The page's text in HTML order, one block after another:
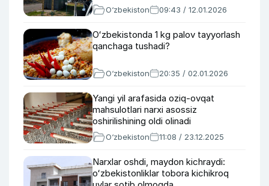
O‘zbekiston 09:43 / 12.01.2026
Oʻzbekistonda 1 kg palov tayyorlash
qanchaga tushadi?
O‘zbekiston 20:35 / 02.01.2026
Yangi yil arafasida oziq-ovqat
mahsulotlari narxi asossiz
oshirilishining oldi olinadi
O‘zbekiston 11:08 / 23.12.2025
Narxlar oshdi, maydon kichraydi:
oʻzbekistonliklar tobora kichikroq